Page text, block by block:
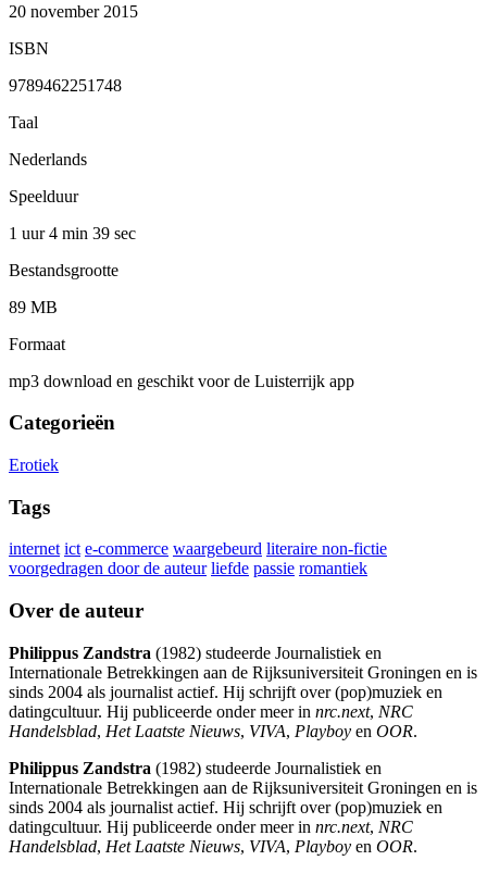
20 november 2015
ISBN
9789462251748
Taal
Nederlands
Speelduur
1 uur 4 min 39 sec
Bestandsgrootte
89 MB
Formaat
mp3 download en geschikt voor de Luisterrijk app
Categorieën
Erotiek
Tags
internet ict e-commerce waargebeurd literaire non-fictie
voorgedragen door de auteur liefde passie romantiek
Over de auteur
Philippus Zandstra (1982) studeerde Journalistiek en
Internationale Betrekkingen aan de Rijksuniversiteit Groningen en is
sinds 2004 als journalist actief. Hij schrijft over (pop)muziek en
datingcultuur. Hij publiceerde onder meer in nrc.next, NRC
Handelsblad, Het Laatste Nieuws, VIVA, Playboy en OOR.
Philippus Zandstra (1982) studeerde Journalistiek en
Internationale Betrekkingen aan de Rijksuniversiteit Groningen en is
sinds 2004 als journalist actief. Hij schrijft over (pop)muziek en
datingcultuur. Hij publiceerde onder meer in nrc.next, NRC
Handelsblad, Het Laatste Nieuws, VIVA, Playboy en OOR.